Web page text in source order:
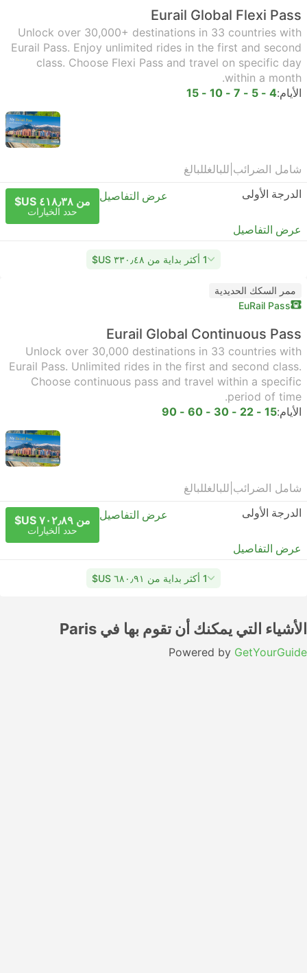
Eurail Global Flexi Pass
Unlock over 30,000+ destinations in 33 countries with
Eurail Pass. Enjoy unlimited rides in the first and second
class. Choose Flexi Pass and travel on specific day
within a month.
الأيام:4 - 5 - 7 - 10 - 15
شامل الضرائب للبالغللبالغ
الدرجة الأولى
عرض التفاصيل من ٤١٨٫٣٨ US$
حدد الخيارات
عرض التفاصيل
1 أكثر بداية من ٣٣٠٫٤٨ US$
ممر السكك الحديدية
EuRail Pass
Eurail Global Continuous Pass
Unlock over 30,000 destinations in 33 countries with
Eurail Pass. Unlimited rides in the first and second class.
Choose continuous pass and travel within a specific
period of time.
الأيام:15 - 22 - 30 - 60 - 90
شامل الضرائب للبالغللبالغ
الدرجة الأولى
عرض التفاصيل من ٧٠٢٫٨٩ US$
حدد الخيارات
عرض التفاصيل
1 أكثر بداية من ٦٨٠٫٩١ US$
الأشياء التي يمكنك أن تقوم بها في Paris
Powered by GetYourGuide